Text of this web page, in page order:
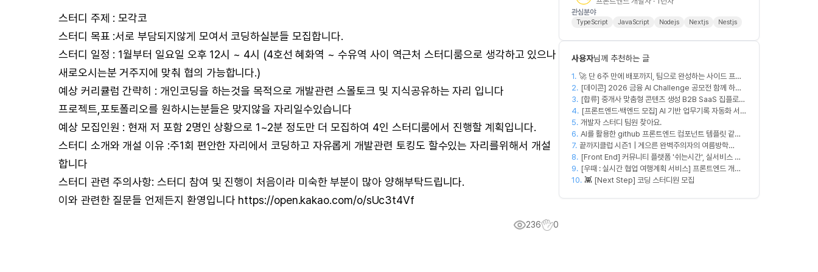
스터디 주제 : 모각코
스터디 목표 :서로 부담되지않게 모여서 코딩하실분들 모집합니다.
스터디 일정 : 1월부터 일요일 오후 12시 ~ 4시 (4호선 혜화역 ~ 수유역 사이 역근처 스터디룸으로 생각하고 있으나
새로오시는분 거주지에 맞춰 협의 가능합니다.)
예상 커리큘럼 간략히 : 개인코딩을 하는것을 목적으로 개발관련 스몰토크 및 지식공유하는 자리 입니다
프로젝트,포토폴리오를 원하시는분들은 맞지않을 자리일수있습니다
예상 모집인원 : 현재 저 포함 2명인 상황으로 1~2분 정도만 더 모집하여 4인 스터디룸에서 진행할 계획입니다.
스터디 소개와 개설 이유 :주1회 편안한 자리에서 코딩하고 자유롭게 개발관련 토킹도 할수있는 자리를위해서 개설
합니다
스터디 관련 주의사항: 스터디 참여 및 진행이 처음이라 미숙한 부분이 많아 양해부탁드립니다.
이와 관련한 질문들 언제든지 환영입니다 https://open.kakao.com/o/sUc3t4Vf
236 0
관심분야
TypeScript JavaScript Nodejs Nextjs Nestjs
사용자님께 추천하는 글
1. 🚀 단 6주 만에 배포까지, 팀으로 완성하는 사이드 프로
젝트 [스위프 웹 15기] 🚀
2. [데이콘] 2026 금융 AI Challenge 공모전 함께 하실
프론트엔드, 백엔드, 디자이너 구합니다!
3. [합류] 중개사 맞춤형 콘텐츠 생성 B2B SaaS 집플로우
과 함께 하실 멤버를 모집합니다!
4. [프론트엔드·백엔드 모집] AI 기반 업무기록 자동화 서비
스 MVP 개발
5. 개발자 스터디 팀원 찾아요.
6. AI를 활용한 github 프론트엔드 컴포넌트 템플릿 같이
만드실분
7. 끝까지클럽 시즌1 | 게으른 완벽주의자의 여름방학
(~8/14)
8. [Front End] 커뮤니티 플랫폼 '쉬는시간', 실서비스 출
시 목표
9. [우때 : 실시간 협업 여행계획 서비스] 프론트엔드 개발
자 팀원을 모집합니다
10. 👾 [Next Step] 코딩 스터디원 모집